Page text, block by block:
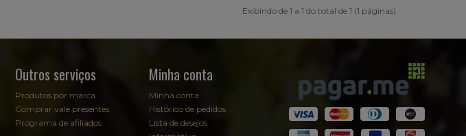
Exibindo de 1 a 1 do total de 1 (1 páginas)
Outros serviços
Produtos por marca
Comprar vale presentes
Programa de afiliados
Minha conta
Minha conta
Histórico de pedidos
Lista de desejos